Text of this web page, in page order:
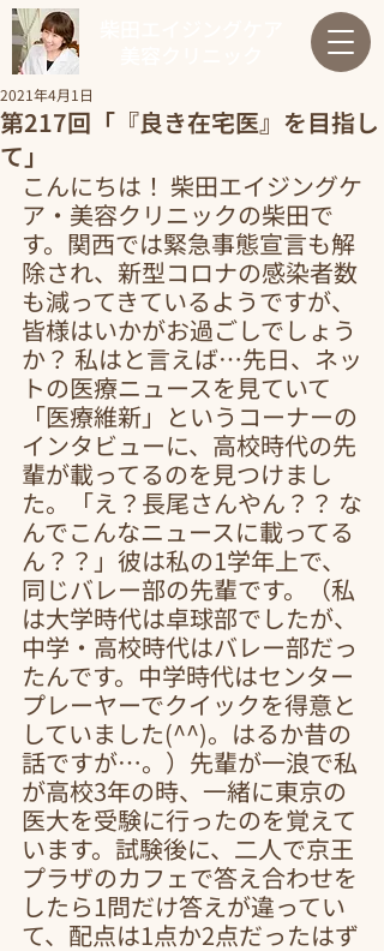
第217回「『良き在宅医』を目指し
て」
2021年4月1日
こんにちは！ 柴田エイジングケ
ア・美容クリニックの柴田で
す。関西では緊急事態宣言も解
除され、新型コロナの感染者数
も減ってきているようですが、
皆様はいかがお過ごしでしょう
か？ 私はと言えば…先日、ネッ
トの医療ニュースを見ていて
「医療維新」というコーナーの
インタビューに、高校時代の先
輩が載ってるのを見つけまし
た。「え？長尾さんやん？？ な
んでこんなニュースに載ってる
ん？？」彼は私の1学年上で、
同じバレー部の先輩です。（私
は大学時代は卓球部でしたが、
中学・高校時代はバレー部だっ
たんです。中学時代はセンター
プレーヤーでクイックを得意と
していました(^^)。はるか昔の
話ですが…。）先輩が一浪で私
が高校3年の時、一緒に東京の
医大を受験に行ったのを覚えて
います。試験後に、二人で京王
プラザのカフェで答え合わせを
したら1問だけ答えが違ってい
て、配点は1点か2点だったはず